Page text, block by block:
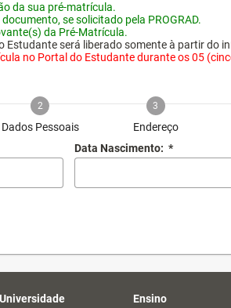
da sua pré-matrícula.
se solicitado pela PROGRAD.
da Pré-Matrícula.
Estudante será liberado somente à partir do
no Portal do Estudante durante os 05
2
Dados Pessoais
3
Endereço
Data Nascimento: *
Ensino